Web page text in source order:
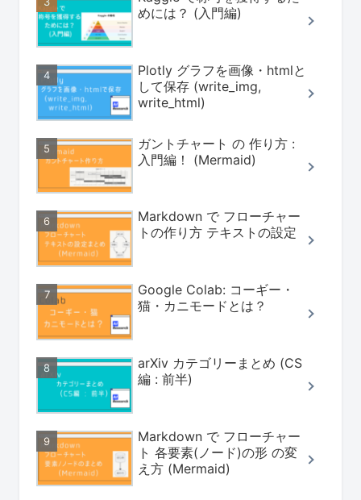
めには？ (入門編)
Plotly グラフを画像・htmlと
して保存 (write_img,
write_html)
ガントチャート の 作り方 :
入門編！ (Mermaid)
Markdown で フローチャー
トの作り方 テキストの設定
Google Colab: コーギー・
猫・カニモードとは？
arXiv カテゴリーまとめ (CS
編 : 前半)
Markdown で フローチャー
ト 各要素(ノード)の形 の変
え方 (Mermaid)